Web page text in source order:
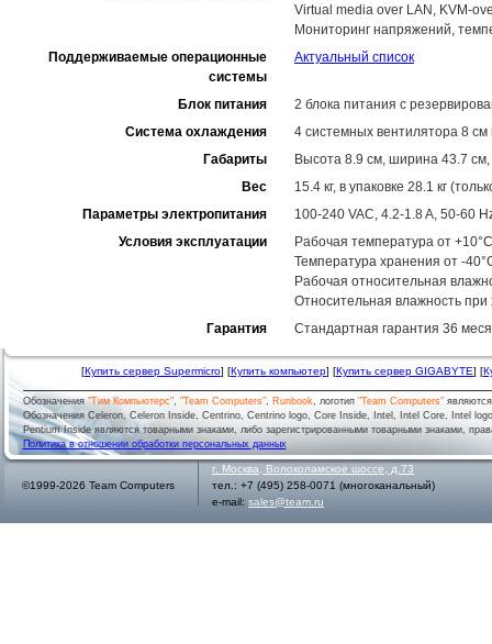
Virtual media over LAN, KVM-
Мониторинг напряжений,
Поддерживаемые операционные
системы
Актуальный список
Блок питания
2 блока питания с
Система охлаждения
4 системных вентилятора 8
Габариты
Высота 8.9 см, ширина 43.7 см,
Вес
15.4 кг, в упаковке 28.1 кг
Параметры электропитания
100-240 VAC, 4.2-1.8 A, 50-60
Условия эксплуатации
Рабочая температура от
Температура хранения от -
Рабочая относительная
Относительная влажность
Гарантия
Стандартная гарантия 36
[Купить сервер Supermicro] [Купить компьютер] [Купить сервер GIGABYTE] [
Обозначения"Тим Компьютерс", "Team Computers", Runbook, логотип "Team Computers"
Обозначения Celeron, Celeron Inside, Centrino, Centrino logo, Core Inside, Intel, Intel Core, Intel
Pentium Inside являются товарными знаками, либо зарегистрированными товарными знаками,
Политика в отношении обработки персональных данных
©1999-2026 Team Computers
г. Москва
Волоколамское шоссе, д.73
тел.: +7 (495) 258-0071 (многоканальный)
e-mail: sales@team.ru